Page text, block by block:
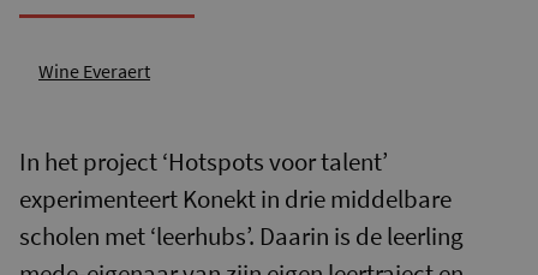
Wine Everaert
In het project ‘Hotspots voor talent’
experimenteert Konekt in drie middelbare
scholen met ‘leerhubs’. Daarin is de leerling